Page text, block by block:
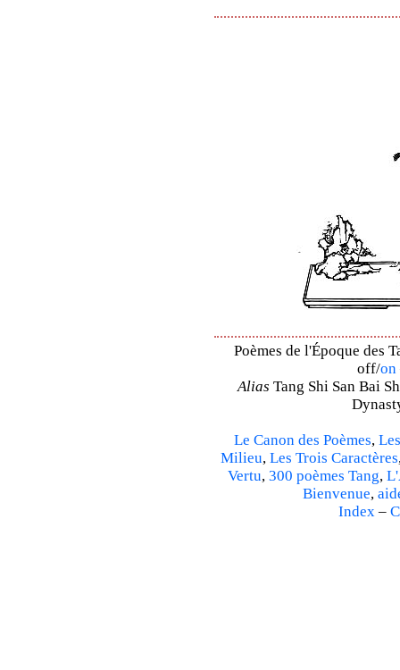
Poèmes de l'Époque des
off/on
Alias Tang Shi San Bai
Le Canon des Poèmes,
Milieu, Les Trois Caractères
Vertu, 300 poèmes Tang,
Bienvenue,
Index–